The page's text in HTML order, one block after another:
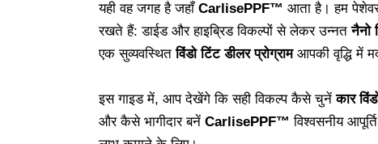
यही वह जगह है जहाँ CarlisePPF™ आता है। हम
रखते हैं: डाईड और हाइब्रिड विकल्पों से लेकर उन्नतनैनो
एक सुव्यवस्थितविंडो टिंट डीलर प्रोग्रामआपकी वृद्धि में
इस गाइड में, आप देखेंगे कि सही विकल्प कैसे चुनेंकार
और कैसे भागीदार बनें CarlisePPF™ विश्वसनीय